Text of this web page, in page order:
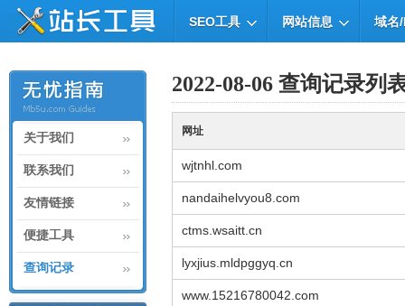
SEO工具 网站信息 域名
关于我们
联系我们
友情链接
便捷工具
查询记录
2022-08-06 查询记录列
网址
wjtnhl.com
nandaihelvyou8.com
ctms.wsaitt.cn
lyxjius.mldpggyq.cn
www.15216780042.com